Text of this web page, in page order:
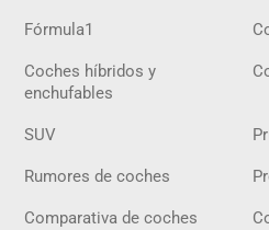
Fórmula1
Coches híbridos y
enchufables
SUV
Rumores de coches
Comparativa de coches